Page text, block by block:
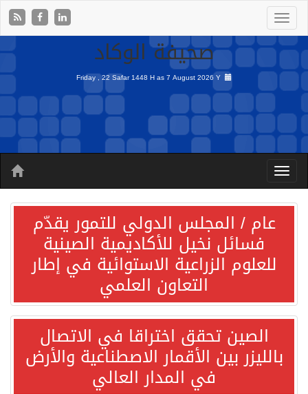
صحيفة الوكاد
Friday , 22 Safar 1448 H as7 August 2026 Y
عام / المجلس الدولي للتمور يقدّم
فسائل نخيل للأكاديمية الصينية
للعلوم الزراعية الاستوائية في إطار
التعاون العلمي
الصين تحقق اختراقا في الاتصال
بالليزر بين الأقمار الاصطناعية والأرض
في المدار العالي